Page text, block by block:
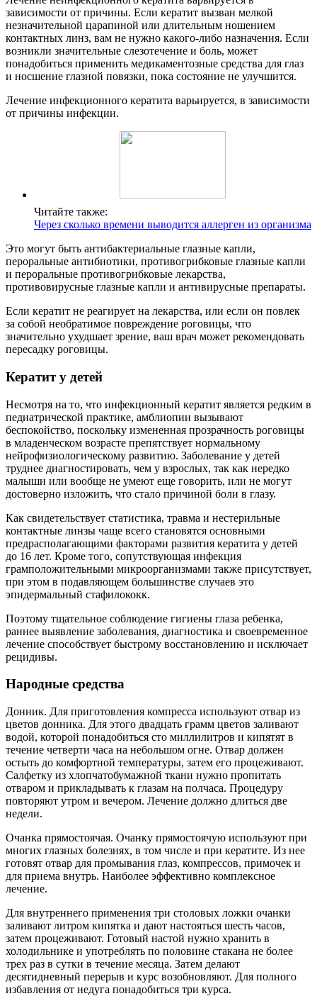
зависимости от причины. Если кератит вызван мелкой
незначительной царапиной или длительным ношением
контактных линз, вам не нужно какого-либо назначения. Если
возникли значительные слезотечение и боль, может
понадобиться применить медикаментозные средства для глаз
и носшение глазной повязки, пока состояние не улучшится.
Лечение инфекционного кератита варьируется, в зависимости
от причины инфекции.
Читайте также:
Через сколько времени выводится аллерген из организма
Это могут быть антибактериальные глазные капли,
пероральные антибиотики, противогрибковые глазные капли
и пероральные противогрибковые лекарства,
противовирусные глазные капли и антивирусные препараты.
Если кератит не реагирует на лекарства, или если он повлек
за собой необратимое повреждение роговицы, что
значительно ухудшает зрение, ваш врач может рекомендовать
пересадку роговицы.
Кератит у детей
Несмотря на то, что инфекционный кератит является редким в
педиатрической практике, амблиопии вызывают
беспокойство, поскольку измененная прозрачность роговицы
в младенческом возрасте препятствует нормальному
нейрофизиологическому развитию. Заболевание у детей
труднее диагностировать, чем у взрослых, так как нередко
малыши или вообще не умеют еще говорить, или не могут
достоверно изложить, что стало причиной боли в глазу.
Как свидетельствует статистика, травма и нестерильные
контактные линзы чаще всего становятся основными
предрасполагающими факторами развития кератита у детей
до 16 лет. Кроме того, сопутствующая инфекция
грамположительными микроорганизмами также присутствует,
при этом в подавляющем большинстве случаев это
эпидермальный стафилококк.
Поэтому тщательное соблюдение гигиены глаза ребенка,
раннее выявление заболевания, диагностика и своевременное
лечение способствует быстрому восстановлению и исключает
рецидивы.
Народные средства
Донник. Для приготовления компресса используют отвар из
цветов донника. Для этого двадцать грамм цветов заливают
водой, которой понадобиться сто миллилитров и кипятят в
течение четверти часа на небольшом огне. Отвар должен
остыть до комфортной температуры, затем его процеживают.
Салфетку из хлопчатобумажной ткани нужно пропитать
отваром и прикладывать к глазам на полчаса. Процедуру
повторяют утром и вечером. Лечение должно длиться две
недели.
Очанка прямостоячая. Очанку прямостоячую используют при
многих глазных болезнях, в том числе и при кератите. Из нее
готовят отвар для промывания глаз, компрессов, примочек и
для приема внутрь. Наиболее эффективно комплексное
лечение.
Для внутреннего применения три столовых ложки очанки
заливают литром кипятка и дают настояться шесть часов,
затем процеживают. Готовый настой нужно хранить в
холодильнике и употреблять по половине стакана не более
трех раз в сутки в течение месяца. Затем делают
десятидневный перерыв и курс возобновляют. Для полного
избавления от недуга понадобиться три курса.